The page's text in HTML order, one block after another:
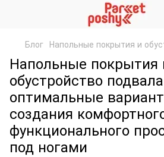
Блог Напольные покрытия и
Напольные покрытия
обустройство
оптимальные
создания
функционального
под ногами